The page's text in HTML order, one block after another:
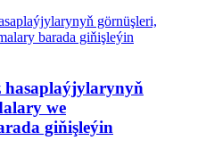
hasaplaýjylarynyň
we
giňişleýin